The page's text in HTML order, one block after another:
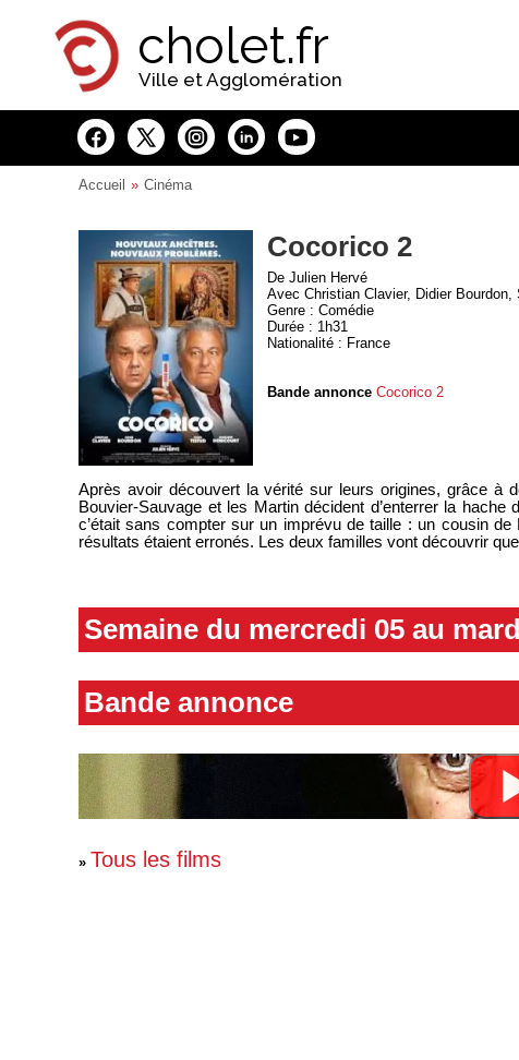
cholet.fr
Ville et Agglomération
Accueil Cinéma
Cocorico 2
De Julien Hervé
Avec Christian Clavier, Didier Bourdon,
Genre : Comédie
Durée : 1h31
Nationalité : France
Bande annonce Cocorico 2
Après avoir découvert la vérité sur leurs origines, grâce à
Bouvier-Sauvage et les Martin décident d’enterrer la
c’était sans compter sur un imprévu de taille : un cousin
résultats étaient erronés. Les deux familles vont découvrir
Semaine du mercredi 05 au
Bande annonce
» Tous les films